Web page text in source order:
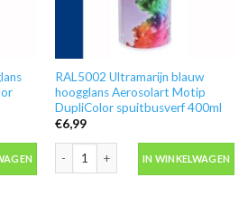
Aerosolart Motip DupliColor spuitbusverf
RAL5002 Ultramarijn blauw
hoogglans Aerosolart Motip
DupliColor spuitbusverf 400ml
€6,99
RAL5002 Ultramarijn blauw
IN WINKELWAGEN